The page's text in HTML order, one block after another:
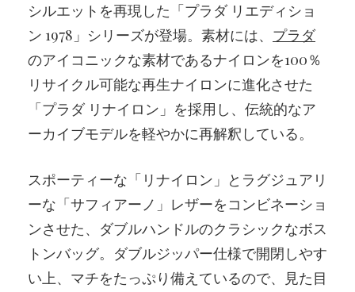
シルエットを再現した「プラダ リエディショ
ン 1978」シリーズが登場。素材には、 プラダ
のアイコニックな素材であるナイロンを100％
リサイクル可能な再生ナイロンに進化させた
「プラダ リナイロン」を採用し、伝統的なア
ーカイブモデルを軽やかに再解釈している。
スポーティーな「リナイロン」とラグジュアリ
ーな「サフィアーノ」レザーをコンビネーショ
ンさせた、ダブルハンドルのクラシックなボス
トンバッグ。ダブルジッパー仕様で開閉しやす
い上、マチをたっぷり備えているので、見た目